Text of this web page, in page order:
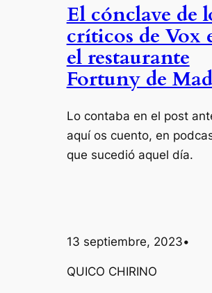
El cónclave de
críticos de Vox
el restaurante
Fortuny de
Lo contaba en el post
aquí os cuento, en
que sucedió aquel día.
13 septiembre, 2023•
QUICO CHIRINO